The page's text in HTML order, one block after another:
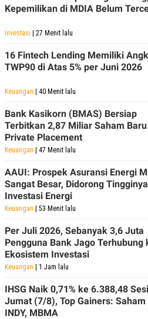
Kepemilikan di MDIA Belum
Investasi | 27 Menit lalu
16 Fintech Lending Memiliki
TWP90 di Atas 5% per Juni 2026
Keuangan | 40 Menit lalu
Bank Kasikorn (BMAS) Bersiap
Terbitkan 2,87 Miliar Saham
Private Placement
Keuangan | 47 Menit lalu
AAUI: Prospek Asuransi Energi
Sangat Besar, Didorong Tingginya
Investasi Energi
Keuangan | 53 Menit lalu
Per Juli 2026, Sebanyak 3,6 Juta
Pengguna Bank Jago Terhubung
Ekosistem Investasi
Keuangan | 1 Jam lalu
IHSG Naik 0,71% ke 6.388,48
Jumat (7/8), Top Gainers: Saham
INDY, MBMA